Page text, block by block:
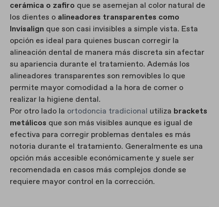
cerámica o zafiro que se asemejan al color natural de
los dientes o alineadores transparentes como
Invisalign que son casi invisibles a simple vista. Esta
opción es ideal para quienes buscan corregir la
alineación dental de manera más discreta sin afectar
su apariencia durante el tratamiento. Además los
alineadores transparentes son removibles lo que
permite mayor comodidad a la hora de comer o
realizar la higiene dental.
Por otro lado la ortodoncia tradicional utiliza brackets
metálicos que son más visibles aunque es igual de
efectiva para corregir problemas dentales es más
notoria durante el tratamiento. Generalmente es una
opción más accesible económicamente y suele ser
recomendada en casos más complejos donde se
requiere mayor control en la corrección.